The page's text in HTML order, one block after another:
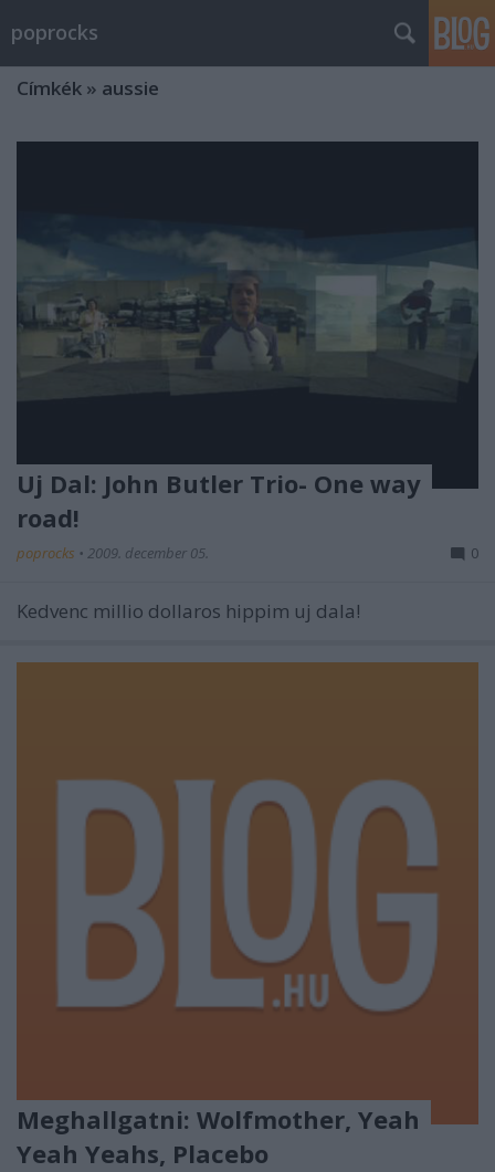
poprocks
Címkék » aussie
Uj Dal: John Butler Trio- One way
road!
poprocks • 2009. december 05. 0
Kedvenc millio dollaros hippim uj dala!
Meghallgatni: Wolfmother, Yeah
Yeah Yeahs, Placebo